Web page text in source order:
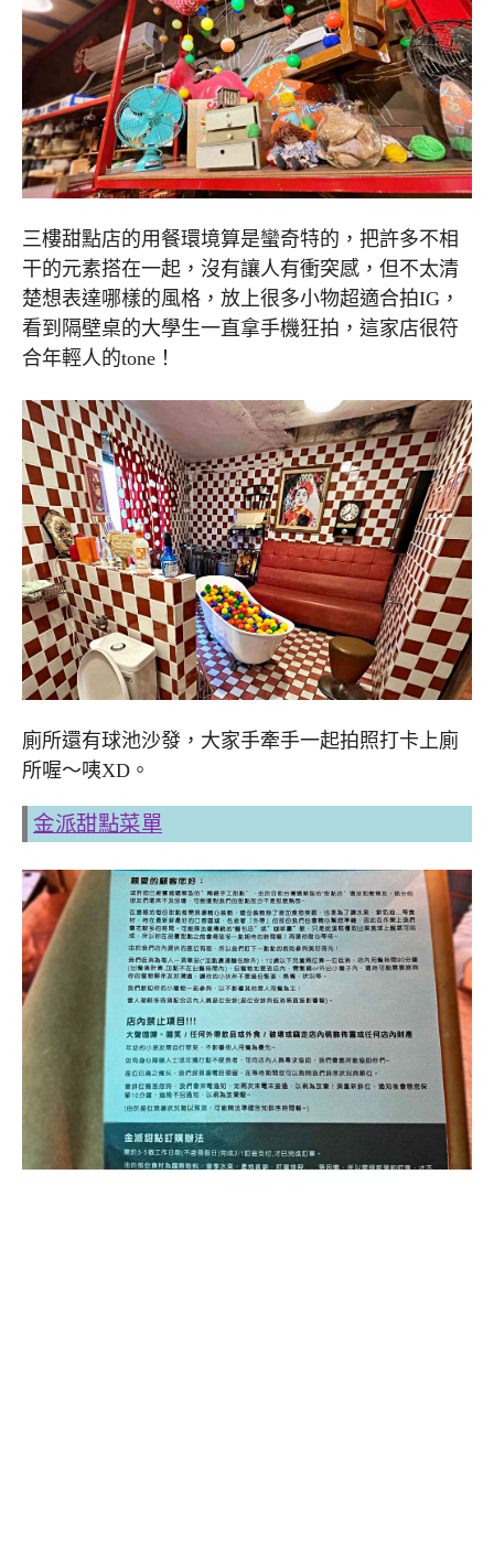
三樓甜點店的用餐環境算是蠻奇特的，把許多不相
干的元素搭在一起，沒有讓人有衝突感，但不太清
楚想表達哪樣的風格，放上很多小物超適合拍IG，
看到隔壁桌的大學生一直拿手機狂拍，這家店很符
合年輕人的tone！
廁所還有球池沙發，大家手牽手一起拍照打卡上廁
所喔～咦XD。
金派甜點菜單